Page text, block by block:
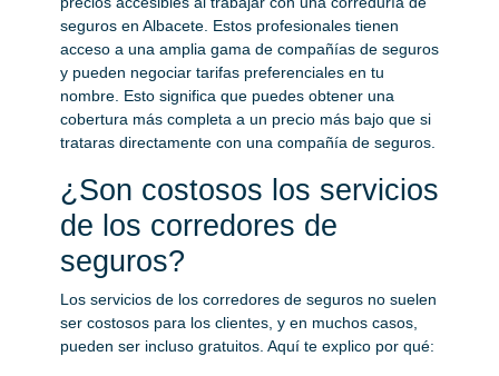
seguros en Albacete. Estos profesionales tienen
acceso a una amplia gama de compañías de seguros
y pueden negociar tarifas preferenciales en tu
nombre. Esto significa que puedes obtener una
cobertura más completa a un precio más bajo que si
trataras directamente con una compañía de seguros.
¿Son costosos los servicios
de los corredores de
seguros?
Los servicios de los corredores de seguros no suelen
ser costosos para los clientes, y en muchos casos,
pueden ser incluso gratuitos. Aquí te explico por qué: